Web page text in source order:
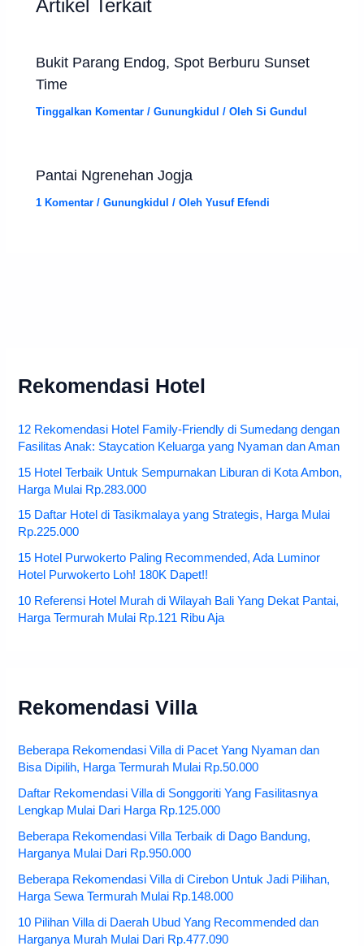
Artikel Terkait
Bukit Parang Endog, Spot Berburu Sunset
Time
Tinggalkan Komentar /Gunungkidul / OlehSi Gundul
Pantai Ngrenehan Jogja
1 Komentar /Gunungkidul / OlehYusuf Efendi
Rekomendasi Hotel
12 Rekomendasi Hotel Family-Friendly di Sumedang dengan
Fasilitas Anak: Staycation Keluarga yang Nyaman dan Aman
15 Hotel Terbaik Untuk Sempurnakan Liburan di Kota Ambon,
Harga Mulai Rp.283.000
15 Daftar Hotel di Tasikmalaya yang Strategis, Harga Mulai
Rp.225.000
15 Hotel Purwokerto Paling Recommended, Ada Luminor
Hotel Purwokerto Loh! 180K Dapet!!
10 Referensi Hotel Murah di Wilayah Bali Yang Dekat Pantai,
Harga Termurah Mulai Rp.121 Ribu Aja
Rekomendasi Villa
Beberapa Rekomendasi Villa di Pacet Yang Nyaman dan
Bisa Dipilih, Harga Termurah Mulai Rp.50.000
Daftar Rekomendasi Villa di Songgoriti Yang Fasilitasnya
Lengkap Mulai Dari Harga Rp.125.000
Beberapa Rekomendasi Villa Terbaik di Dago Bandung,
Harganya Mulai Dari Rp.950.000
Beberapa Rekomendasi Villa di Cirebon Untuk Jadi Pilihan,
Harga Sewa Termurah Mulai Rp.148.000
10 Pilihan Villa di Daerah Ubud Yang Recommended dan
Harganya Murah Mulai Dari Rp.477.090